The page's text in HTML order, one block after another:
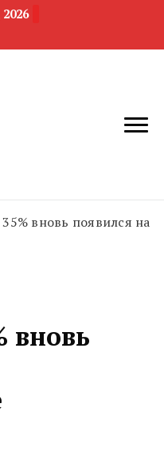
область
недвижимости
вновь появился на
вновь